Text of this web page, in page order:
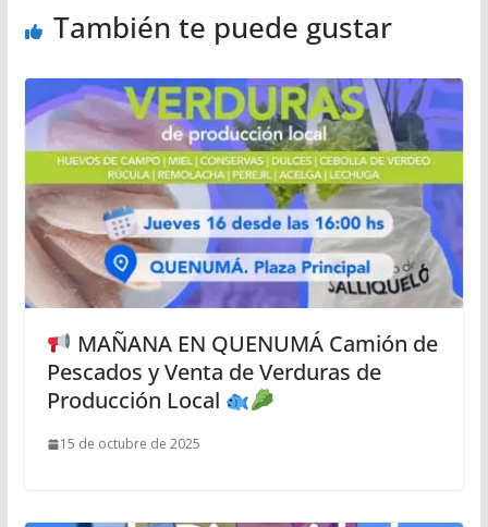
También te puede gustar
MAÑANA EN QUENUMÁ Camión de
Pescados y Venta de Verduras de
Producción Local
15 de octubre de 2025